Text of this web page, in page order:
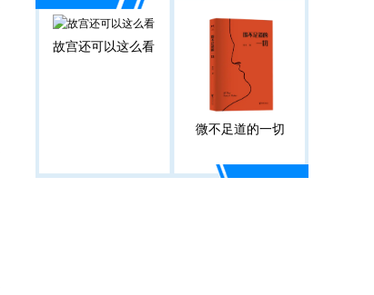
故宫还可以这么看
微不足道的一切